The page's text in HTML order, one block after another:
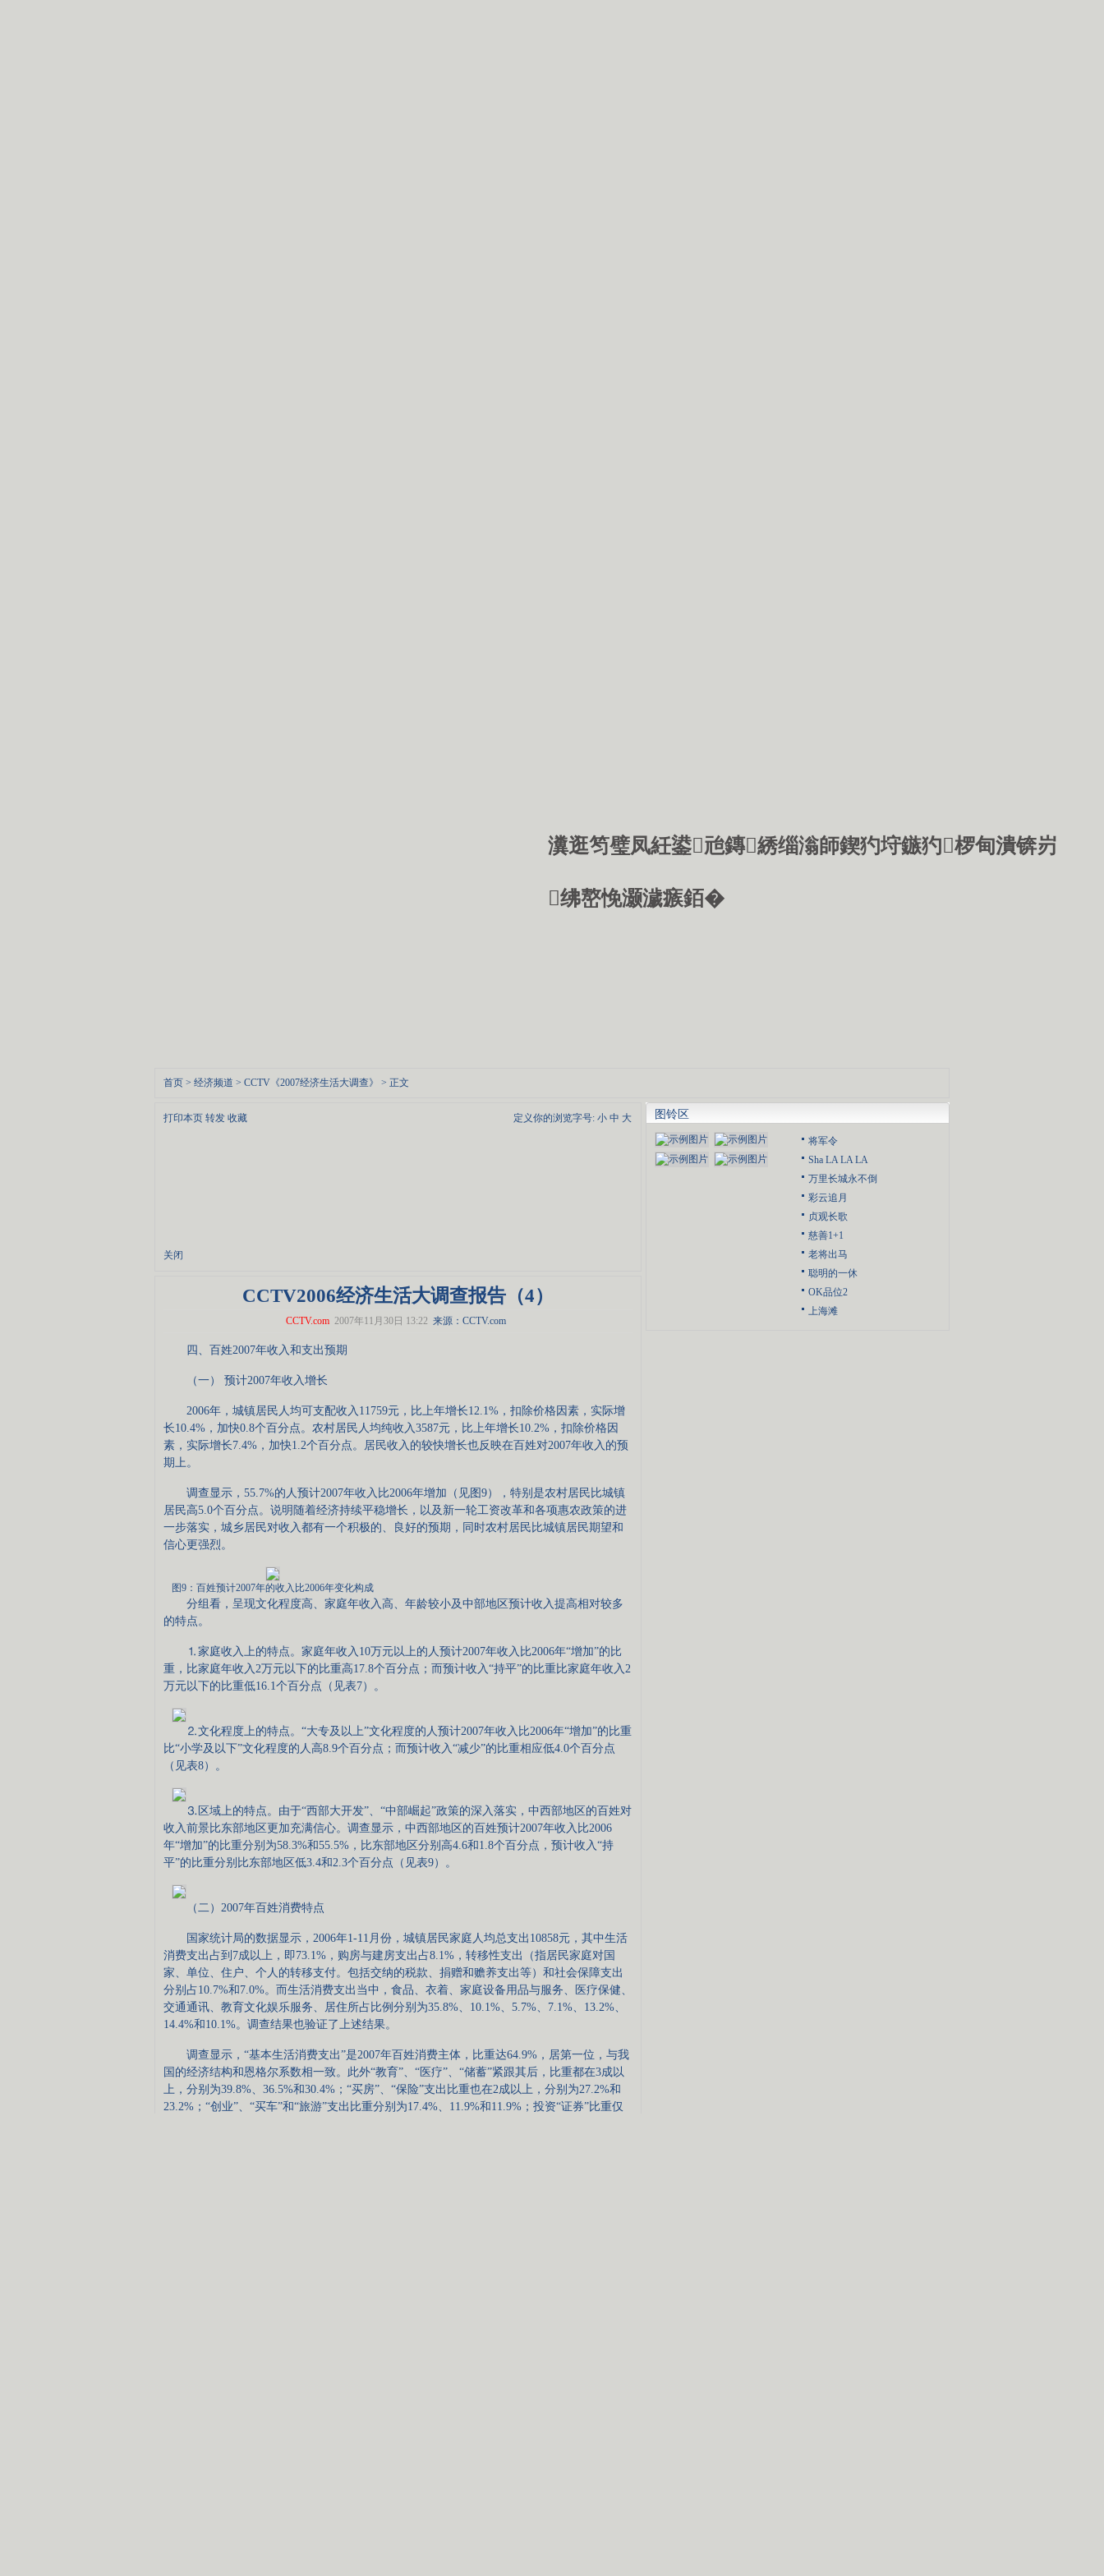
瀵逛笉璧凤紝鍙兘鏄綉缁滃師鍥犳垨鏃犳椤甸潰锛岃
绋嶅悗灏濊瘯銆�
首页 > 经济频道 > CCTV《2007经济生活大调查》 > 正文
打印本页 转发 收藏
关闭
定义你的浏览字号: 小 中 大
CCTV2006经济生活大调查报告（4）
CCTV.com 2007年11月30日 13:22来源： CCTV.com
四、百姓2007年收入和支出预期
（一） 预计2007年收入增长
2006年，城镇居民人均可支配收入11759元，比上年增长12.1%，扣除价格因素，实际增
长10.4%，加快0.8个百分点。农村居民人均纯收入3587元，比上年增长10.2%，扣除价格因
素，实际增长7.4%，加快1.2个百分点。居民收入的较快增长也反映在百姓对2007年收入的预
期上。
调查显示，55.7%的人预计2007年收入比2006年增加（见图9），特别是农村居民比城镇
居民高5.0个百分点。说明随着经济持续平稳增长，以及新一轮工资改革和各项惠农政策的进
一步落实，城乡居民对收入都有一个积极的、良好的预期，同时农村居民比城镇居民期望和
信心更强烈。
图9：百姓预计2007年的收入比2006年变化构成
分组看，呈现文化程度高、家庭年收入高、年龄较小及中部地区预计收入提高相对较多
的特点。
⒈家庭收入上的特点。家庭年收入10万元以上的人预计2007年收入比2006年“增加”的比
重，比家庭年收入2万元以下的比重高17.8个百分点；而预计收入“持平”的比重比家庭年收入2
万元以下的比重低16.1个百分点（见表7）。
⒉文化程度上的特点。“大专及以上”文化程度的人预计2007年收入比2006年“增加”的比重
比“小学及以下”文化程度的人高8.9个百分点；而预计收入“减少”的比重相应低4.0个百分点
（见表8）。
⒊区域上的特点。由于“西部大开发”、“中部崛起”政策的深入落实，中西部地区的百姓对
收入前景比东部地区更加充满信心。调查显示，中西部地区的百姓预计2007年收入比2006
年“增加”的比重分别为58.3%和55.5%，比东部地区分别高4.6和1.8个百分点，预计收入“持
平”的比重分别比东部地区低3.4和2.3个百分点（见表9）。
（二）2007年百姓消费特点
国家统计局的数据显示，2006年1-11月份，城镇居民家庭人均总支出10858元，其中生活
消费支出占到7成以上，即73.1%，购房与建房支出占8.1%，转移性支出（指居民家庭对国
家、单位、住户、个人的转移支付。包括交纳的税款、捐赠和赡养支出等）和社会保障支出
分别占10.7%和7.0%。而生活消费支出当中，食品、衣着、家庭设备用品与服务、医疗保健、
交通通讯、教育文化娱乐服务、居住所占比例分别为35.8%、10.1%、5.7%、7.1%、13.2%、
14.4%和10.1%。调查结果也验证了上述结果。
调查显示，“基本生活消费支出”是2007年百姓消费主体，比重达64.9%，居第一位，与我
国的经济结构和恩格尔系数相一致。此外“教育”、“医疗”、“储蓄”紧跟其后，比重都在3成以
上，分别为39.8%、36.5%和30.4%；“买房”、“保险”支出比重也在2成以上，分别为27.2%和
23.2%；“创业”、“买车”和“旅游”支出比重分别为17.4%、11.9%和11.9%；投资“证券”比重仅
图铃区
将军令
Sha LA LA LA
万里长城永不倒
彩云追月
贞观长歌
慈善1+1
老将出马
聪明的一休
OK品位2
上海滩